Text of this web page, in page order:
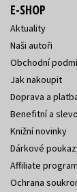
E-SHOP
Aktuality
Naši autoři
Obchodní
Jak nakoupit
Doprava a
Benefitní a
Knižní novinky
Dárkové
Affiliate program
Ochrana